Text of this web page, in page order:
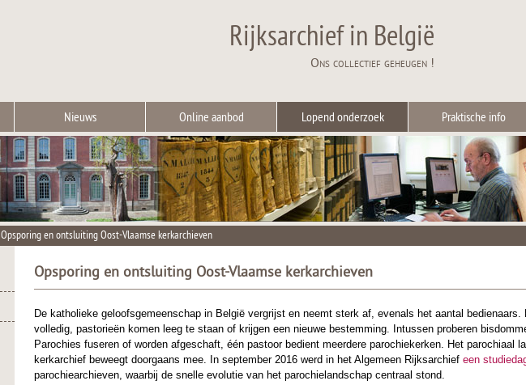
Rijksarchief in België
Ons collectief geheugen !
Nieuws Online aanbod Lopend onderzoek Praktische info
Opsporing en ontsluiting Oost-Vlaamse kerkarchieven
Opsporing en ontsluiting Oost-Vlaamse kerkarchieven
De katholieke geloofsgemeenschap in België vergrijst en neemt sterk af, evenals het aantal
volledig, pastorieën komen leeg te staan of krijgen een nieuwe bestemming. Intussen proberen
Parochies fuseren of worden afgeschaft, één pastoor bedient meerdere parochiekerken. Het parochiaal
kerkarchief beweegt doorgaans mee. In september 2016 werd in het Algemeen Rijksarchief een
parochiearchieven, waarbij de snelle evolutie van het parochielandschap centraal stond.